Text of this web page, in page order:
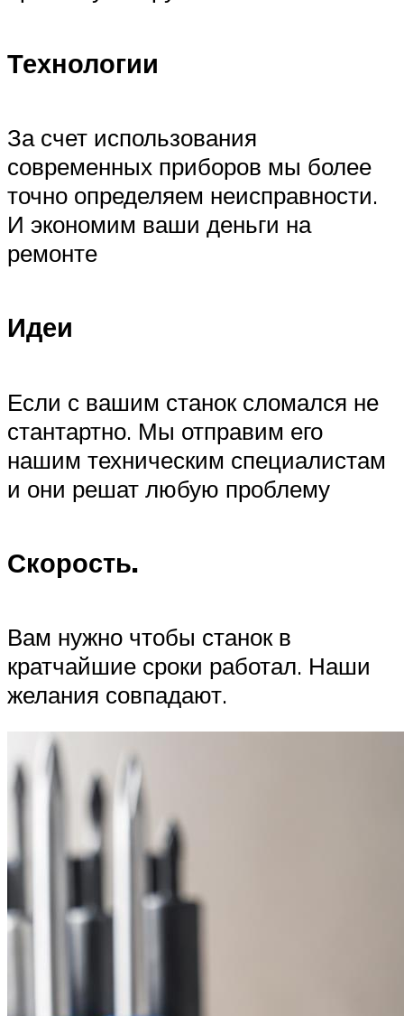
Технологии
За счет использования
современных приборов мы более
точно определяем неисправности.
И экономим ваши деньги на
ремонте
Идеи
Если с вашим станок сломался не
стантартно. Мы отправим его
нашим техническим специалистам
и они решат любую проблему
Скорость.
Вам нужно чтобы станок в
кратчайшие сроки работал. Наши
желания совпадают.